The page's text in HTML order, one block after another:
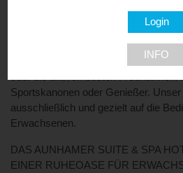
Wir wollen mit unserem Angebot
Ein Angebot, das dem Lifestyle von
den Gewohnheiten VON GÄSTEN
gestalten. Ob freiheitsliebender
Sportskanonen oder Genießer.
ausschließlich und gezielt auf die
Erwachsenen.
DAS AUNHAMER SUITE & SPA
EINER RUHEOASE FÜR
INFO